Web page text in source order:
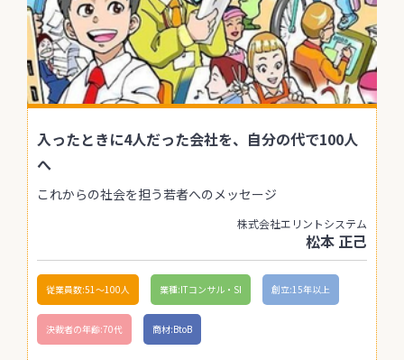
入ったときに4人だった会社を、自分の代で100人
へ
これからの社会を担う若者へのメッセージ
株式会社エリントシステム
松本 正己
従業員数:51〜100人 業種:ITコンサル・SI 創立:15年以上
決裁者の年齢:70代 商材:BtoB